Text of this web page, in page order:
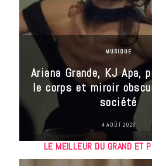
MUSIQUE
Ariana Grande, KJ Apa,
le corps et miroir
société
4 AOÛT 2026
LE MEILLEUR DU GRAND ET